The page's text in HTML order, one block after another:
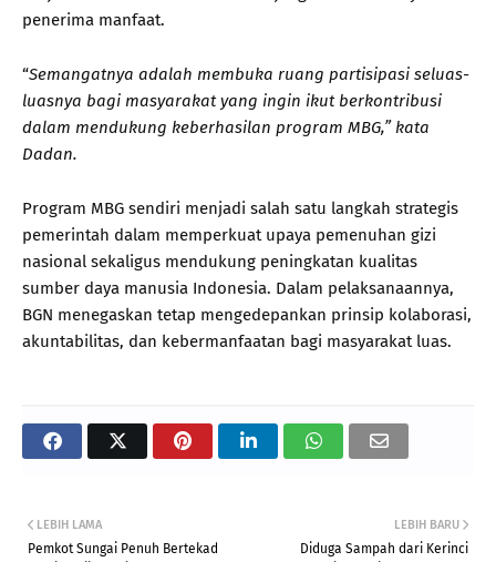
penerima manfaat.
“Semangatnya adalah membuka ruang partisipasi seluas-
luasnya bagi masyarakat yang ingin ikut berkontribusi
dalam mendukung keberhasilan program MBG,” kata
Dadan.
Program MBG sendiri menjadi salah satu langkah strategis
pemerintah dalam memperkuat upaya pemenuhan gizi
nasional sekaligus mendukung peningkatan kualitas
sumber daya manusia Indonesia. Dalam pelaksanaannya,
BGN menegaskan tetap mengedepankan prinsip kolaborasi,
akuntabilitas, dan kebermanfaatan bagi masyarakat luas.
LEBIH BARU
Diduga Sampah dari Kerinci
LEBIH LAMA
Pemkot Sungai Penuh Bertekad